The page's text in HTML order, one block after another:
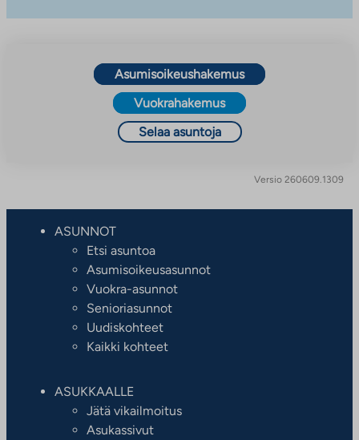
Asumisoikeushakemus
Vuokrahakemus
Selaa asuntoja
Versio 260609.1309
ASUNNOT
Etsi asuntoa
Asumisoikeusasunnot
Vuokra-asunnot
Senioriasunnot
Uudiskohteet
Kaikki kohteet
ASUKKAALLE
Jätä vikailmoitus
Asukassivut